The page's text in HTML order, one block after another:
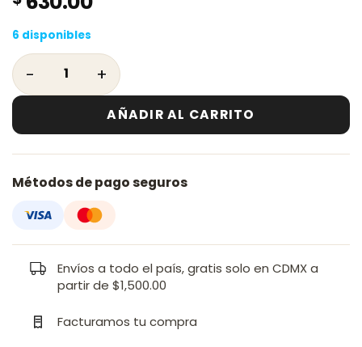
6 disponibles
Piso porcelanico Castel 60x120 Cantabria
AÑADIR AL CARRITO
Métodos de pago seguros
Envíos a todo el país, gratis solo en CDMX a
partir de $1,500.00
Facturamos tu compra